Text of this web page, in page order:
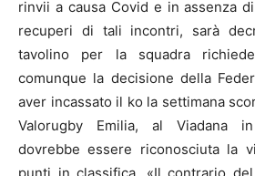
rinvii a causa Covid e in assenza
recuperi di tali incontri, sarà
tavolino per la squadra
comunque la decisione della
aver incassato il ko la settimana
Valorugby Emilia, al Viadana
dovrebbe essere riconosciuta la
punti in classifica. «Il contrario